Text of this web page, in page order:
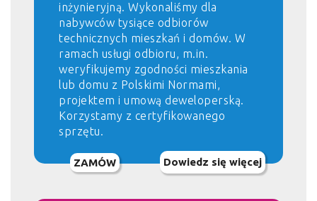
inżynieryjną. Wykonaliśmy dla
nabywców tysiące odbiorów
technicznych mieszkań i domów. W
ramach usługi odbioru, m.in.
weryfikujemy zgodności mieszkania
lub domu z Polskimi Normami,
projektem i umową deweloperską.
Korzystamy z certyfikowanego
sprzętu.
ZAMÓW Dowiedz się więcej